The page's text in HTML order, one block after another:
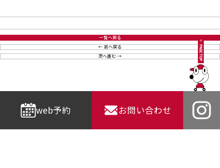
前へ戻る
一覧へ戻る
次へ進む
web予約 お問い合わせ